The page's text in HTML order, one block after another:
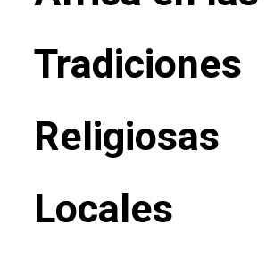
Tradiciones
Religiosas
Locales